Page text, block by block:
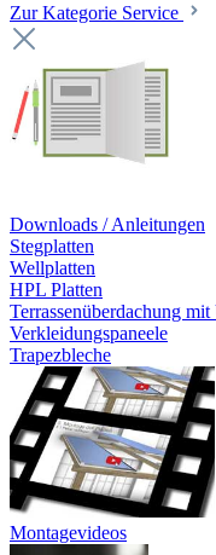
Zur Kategorie Service
Downloads / Anleitungen
Stegplatten
Wellplatten
HPL Platten
Terrassenüberdachung
Verkleidungspaneele
Trapezbleche
Montagevideos